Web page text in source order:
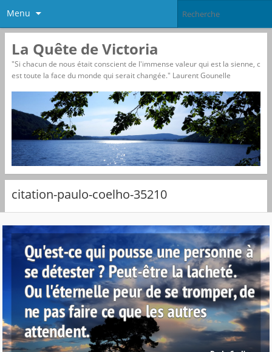
Menu
La Quête de Victoria
"Si chacun de nous était conscient de l'immense valeur qui est la sienne, c
est toute la face du monde qui serait changée." Laurent Gounelle
citation-paulo-coelho-35210